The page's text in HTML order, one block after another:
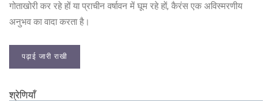
गोताखोरी कर रहे हों या प्राचीन वर्षावन में घूम रहे हों, कैरंस एक अविस्मरणीय
अनुभव का वादा करता है।
पढ़ाई जारी राखी
श्रेणियाँ